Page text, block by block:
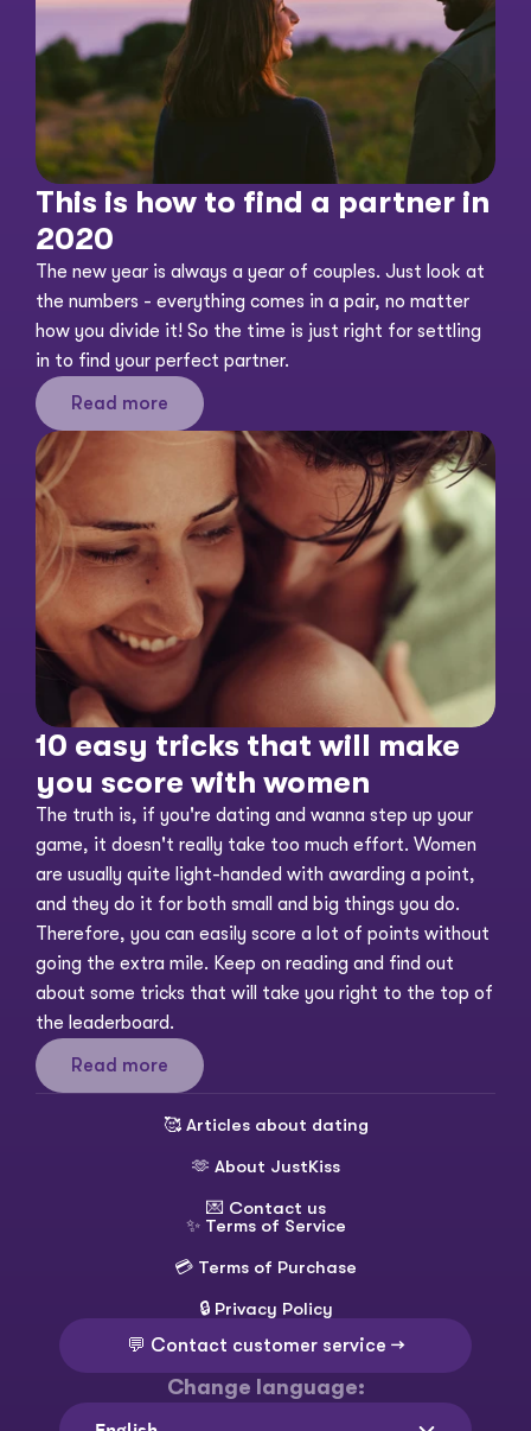
This is how to find a partner in
2020
The new year is always a year of couples. Just look at
the numbers - everything comes in a pair, no matter
how you divide it! So the time is just right for settling
in to find your perfect partner.
Read more
10 easy tricks that will make
you score with women
The truth is, if you're dating and wanna step up your
game, it doesn't really take too much effort. Women
are usually quite light-handed with awarding a point,
and they do it for both small and big things you do.
Therefore, you can easily score a lot of points without
going the extra mile. Keep on reading and find out
about some tricks that will take you right to the top of
the leaderboard.
Read more
🥰 Articles about dating
🫶 About JustKiss
💌 Contact us
✨ Terms of Service
💳 Terms of Purchase
🔒 Privacy Policy
💬 Contact customer service →
Change language:
Select Language